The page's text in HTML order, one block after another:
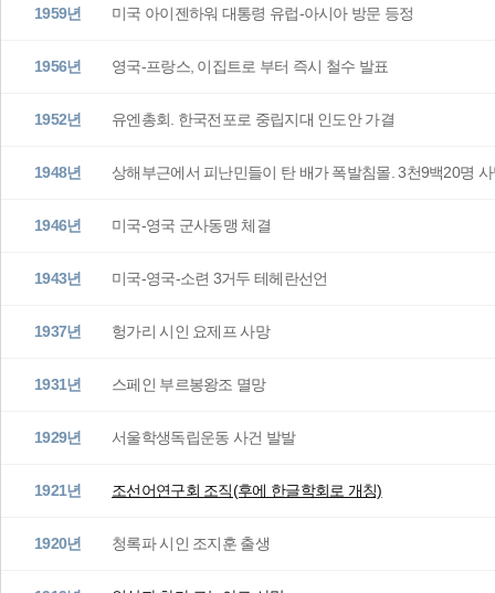
1959년 미국 아이젠하워 대통령 유럽-아시아 방문 등정
1956년 영국-프랑스, 이집트로 부터 즉시 철수 발표
1952년 유엔총회. 한국전포로 중립지대 인도안 가결
1948년 상해부근에서 피난민들이 탄 배가 폭발침몰. 3천9백20명
1946년 미국-영국 군사동맹 체결
1943년 미국-영국-소련 3거두 테헤란선언
1937년 헝가리 시인 요제프 사망
1931년 스페인 부르봉왕조 멸망
1929년 서울학생독립운동 사건 발발
1921년 조선어연구회 조직(후에 한글학회로 개칭)
1920년 청록파 시인 조지훈 출생